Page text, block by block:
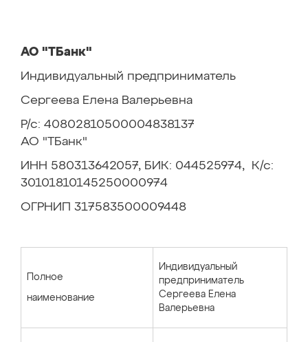
АО "ТБанк"
Индивидуальный предприниматель
Сергеева Елена Валерьевна
Р/с: 40802810500004838137
АО "ТБанк"
ИНН 580313642057, БИК: 044525974, К/с:
30101810145250000974
ОГРНИП 317583500009448
Полное
наименование
Индивидуальный
предприниматель
Сергеева Елена
Валерьевна